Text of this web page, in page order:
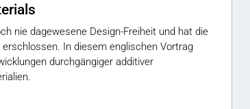
nie dagewesene Design-Freiheit und hat die
In diesem englischen Vortrag
durchgängiger additiver